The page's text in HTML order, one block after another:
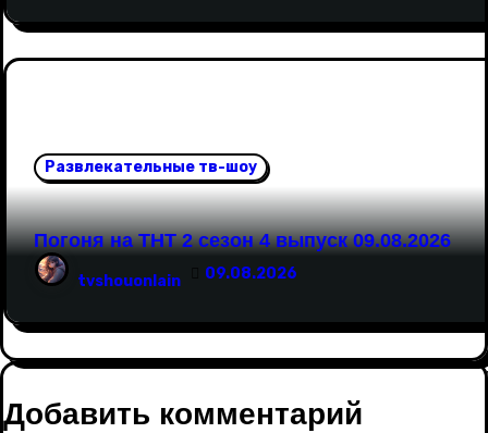
Развлекательные тв-шоу
Погоня на ТНТ 2 сезон 4 выпуск 09.08.2026
tvshouonlain 09.08.2026
Добавить комментарий